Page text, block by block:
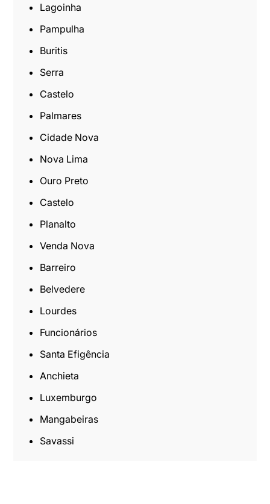
Lagoinha
Pampulha
Buritis
Serra
Castelo
Palmares
Cidade Nova
Nova Lima
Ouro Preto
Castelo
Planalto
Venda Nova
Barreiro
Belvedere
Lourdes
Funcionários
Santa Efigência
Anchieta
Luxemburgo
Mangabeiras
Savassi